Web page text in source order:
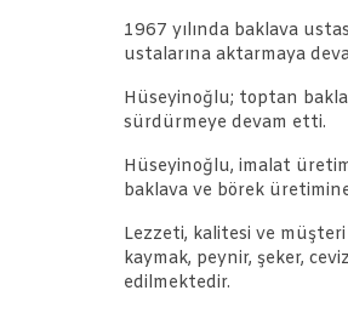
1967 yılında baklava
ustalarına aktarmaya
Hüseyinoğlu; toptan
sürdürmeye devam etti.
Hüseyinoğlu, imalat
baklava ve börek
Lezzeti, kalitesi ve
kaymak, peynir, şeker,
edilmektedir.